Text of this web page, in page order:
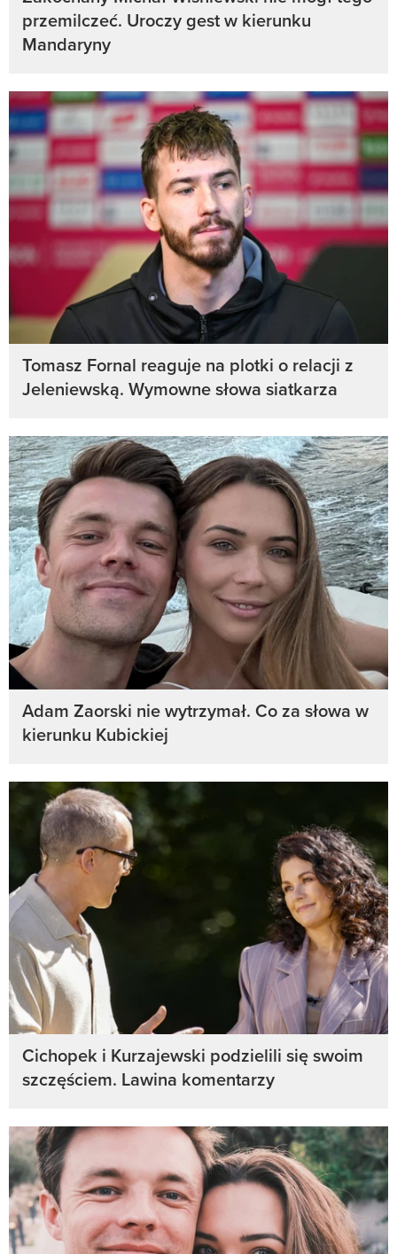
przemilczeć. Uroczy gest w kierunku
Mandaryny
Tomasz Fornal reaguje na plotki o relacji z
Jeleniewską. Wymowne słowa siatkarza
Adam Zaorski nie wytrzymał. Co za słowa w
kierunku Kubickiej
Cichopek i Kurzajewski podzielili się swoim
szczęściem. Lawina komentarzy